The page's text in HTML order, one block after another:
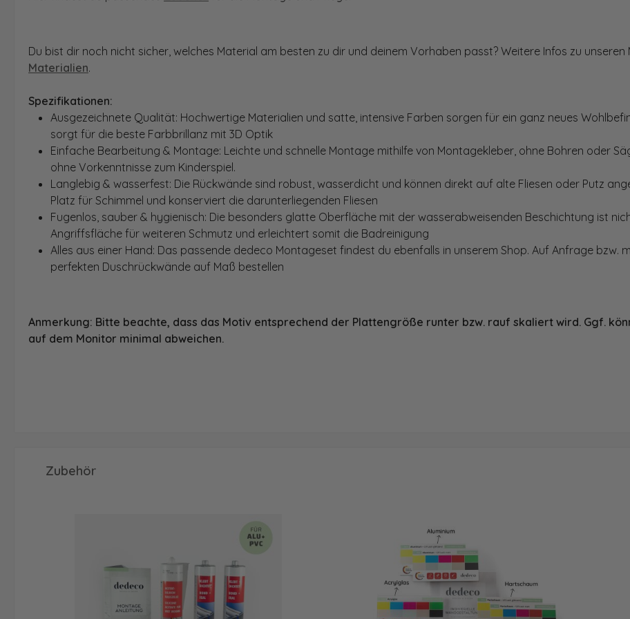
Du bist dir noch nicht sicher, welches Material am besten zu dir und deinem Vorhaben passt? Weitere Infos zu
Materialien.
Spezifikationen:
Ausgezeichnete Qualität: Hochwertige Materialien und satte, intensive Farben sorgen für ein ganz neues
sorgt für die beste Farbbrillanz mit 3D Optik
Einfache Bearbeitung & Montage: Leichte und schnelle Montage mithilfe von Montagekleber, ohne Bohren oder
ohne Vorkenntnisse zum Kinderspiel.
Langlebig & wasserfest: Die Rückwände sind robust, wasserdicht und können direkt auf alte Fliesen oder Putz
Platz für Schimmel und konserviert die darunterliegenden Fliesen
Fugenlos, sauber & hygienisch: Die besonders glatte Oberfläche mit der wasserabweisenden Beschichtung ist
Angriffsfläche für weiteren Schmutz und erleichtert somit die Badreinigung
Alles aus einer Hand: Das passende dedeco Montageset findest du ebenfalls in unserem Shop. Auf Anfrage bzw.
perfekten Duschrückwände auf Maß bestellen
Anmerkung: Bitte beachte, dass das Motiv entsprechend der Plattengröße runter bzw. rauf skaliert wird. Ggf.
auf dem Monitor minimal abweichen.
Produktgalerie überspringen
Zubehör